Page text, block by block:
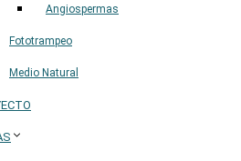
Angiospermas
Fototrampeo
Medio Natural